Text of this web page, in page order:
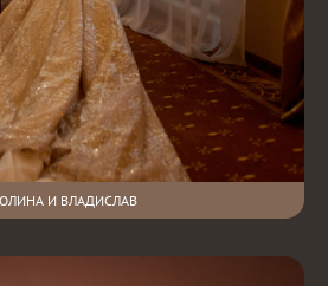
И ВЛАДИСЛАВ